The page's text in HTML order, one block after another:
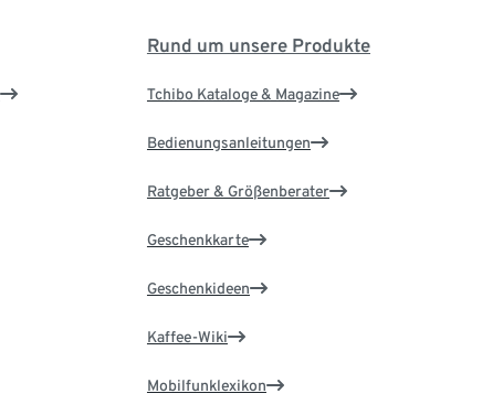
Rund um unsere Produkte
Tchibo Kataloge & Magazine
Bedienungsanleitungen
Ratgeber & Größenberater
Geschenkkarte
Geschenkideen
Kaffee-Wiki
Mobilfunklexikon